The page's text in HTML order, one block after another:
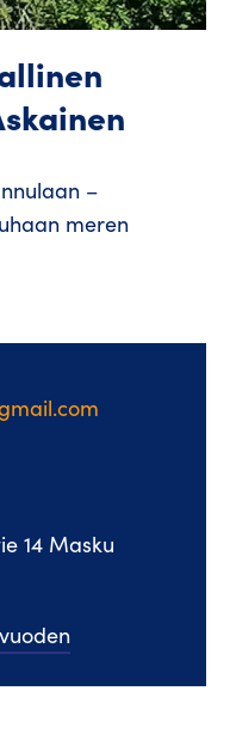
–
meren
14 Masku